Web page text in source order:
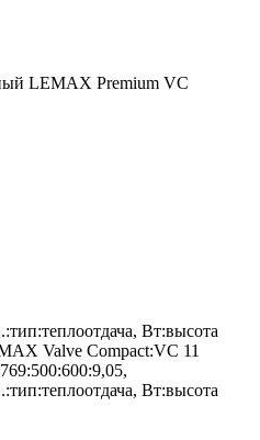
Вт:высота
Valve Compact:VC 11
Вт:высота